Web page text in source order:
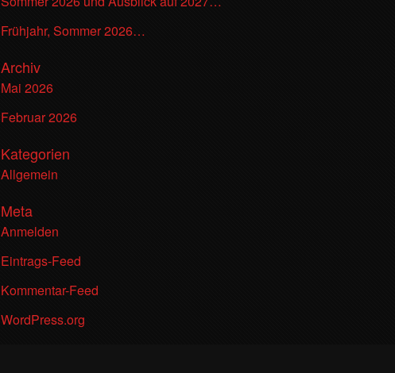
Frühjahr, Sommer 2026…
Archiv
Mai 2026
Februar 2026
Kategorien
Allgemein
Meta
Anmelden
Eintrags-Feed
Kommentar-Feed
WordPress.org